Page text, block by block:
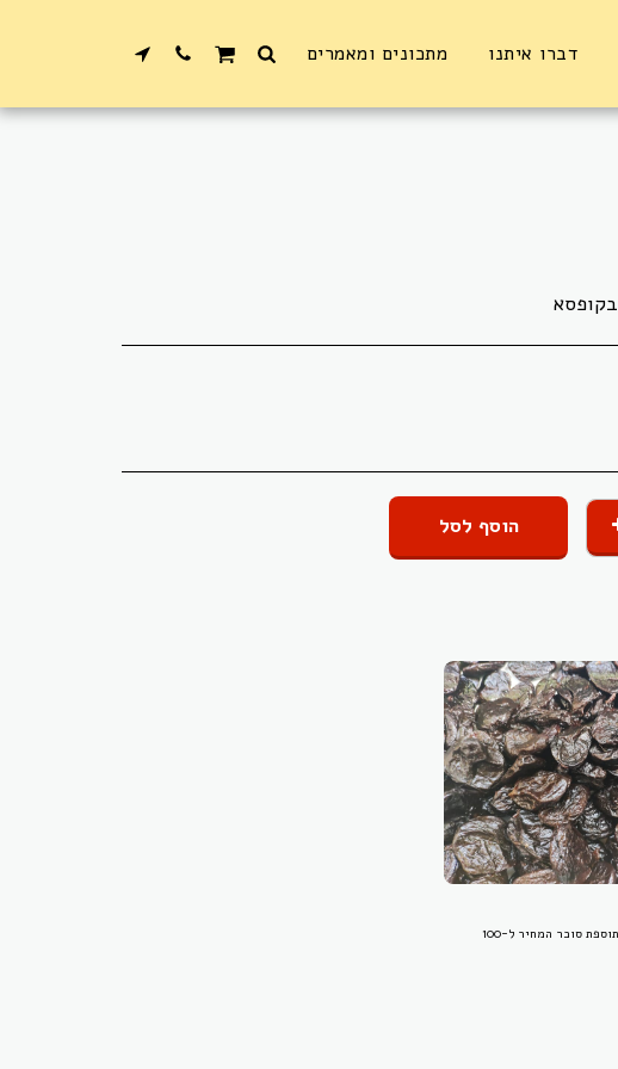
דברו איתנו מתכונים ומאמרים
הוסף לסל
שזיף אמריקאי ללא תוספת סוכר המחיר ל-100